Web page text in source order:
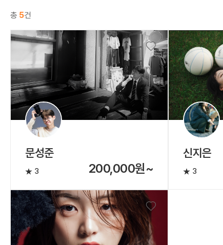
총 5건
문성준
3 200,000원~
신지은
3